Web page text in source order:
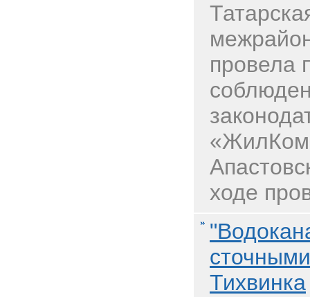
провела
ходе
Тихвинка